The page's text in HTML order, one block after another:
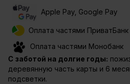
Apple Pay, Google Pay
Оплата частями ПриватБанк
Оплата частями Монобанк
С заботой на долгие годы:
деревянную часть карты и 6
подсветки.